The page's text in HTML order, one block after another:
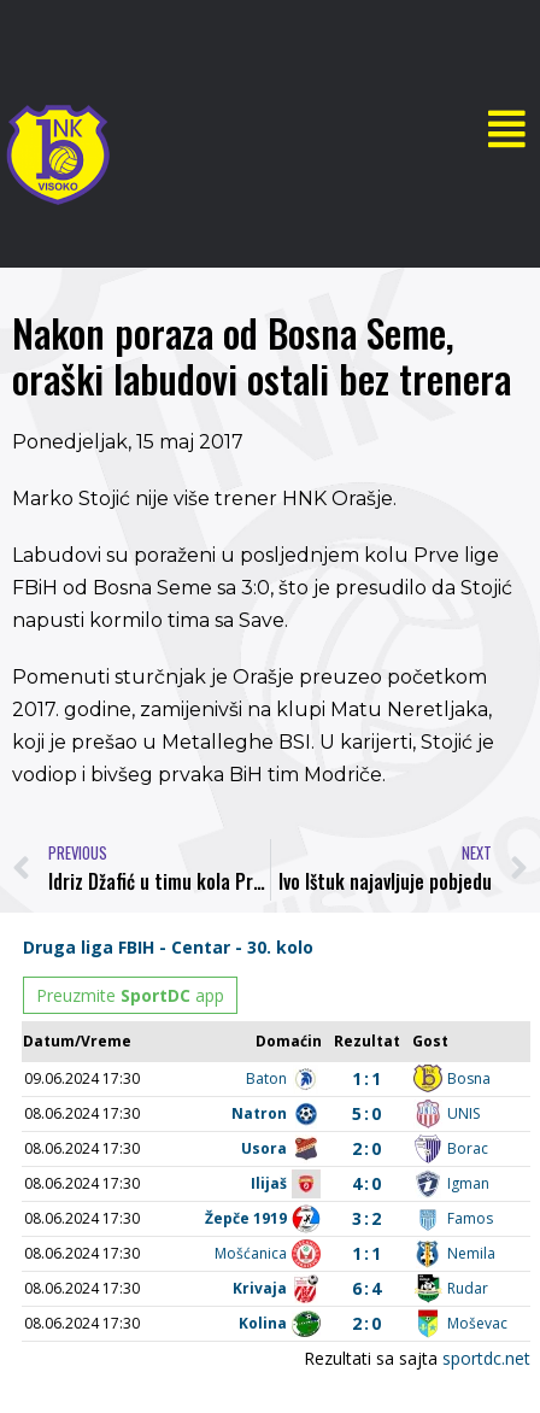
Nakon poraza od Bosna Seme,
oraški labudovi ostali bez trenera
Ponedjeljak, 15 maj 2017
Marko Stojić nije više trener HNK Orašje.
Labudovi su poraženi u posljednjem kolu Prve lige
FBiH od Bosna Seme sa 3:0, što je presudilo da Stojić
napusti kormilo tima sa Save.
Pomenuti sturčnjak je Orašje preuzeo početkom
2017. godine, zamijenivši na klupi Matu Neretljaka,
koji je prešao u Metalleghe BSI. U karijerti, Stojić je
vodiop i bivšeg prvaka BiH tim Modriče.
PREVIOUS
Idriz Džafić u timu kola Prve lige FBiH
NEXT
Ivo Ištuk najavljuje pobjedu